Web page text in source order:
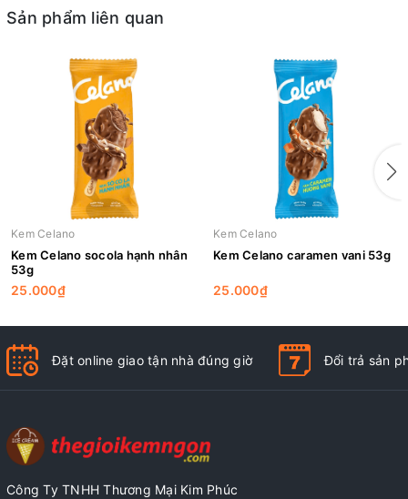
Sản phẩm liên quan
Kem Celano
Kem Celano socola hạnh nhân
53g
25.000₫
Kem Celano
Kem Celano caramen vani 53g
25.000₫
Đặt online giao tận nhà đúng giờ Đổi trả sản
Công Ty TNHH Thương Mại Kim Phúc